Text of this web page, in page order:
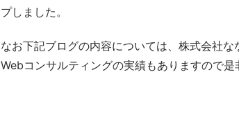
プしました。
なお下記ブログの内容については、株式会社
Webコンサルティングの実績もありますので是